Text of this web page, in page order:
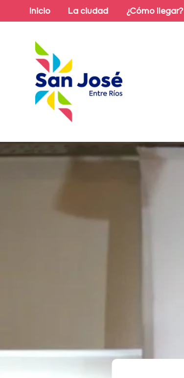
Inicio La ciudad ¿Cómo llegar?